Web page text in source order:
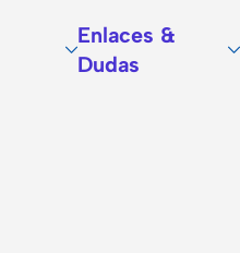
Enlaces &
Dudas